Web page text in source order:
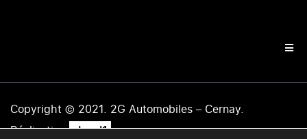
Copyright © 2021. 2G Automobiles – Cernay.
Réalisation .level1